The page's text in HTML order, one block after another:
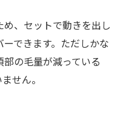
、セットで動きを出し
できます。ただしかな
の毛量が減っている
せん。